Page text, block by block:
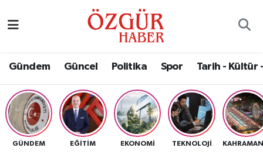
Gündem Güncel Politika Spor Tarih - Kültür
GÜNDEM EĞITIM EKONOMI TEKNOLOJI
Eğitim
Ekonomi
Nöbetçi Eczaneler
Namaz Vakitleri
Trafik Durumu